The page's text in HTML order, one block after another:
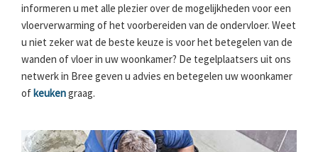
informeren u met alle plezier over de mogelijkheden voor een
vloerverwarming of het voorbereiden van de ondervloer. Weet
u niet zeker wat de beste keuze is voor het betegelen van de
wanden of vloer in uw woonkamer? De tegelplaatsers uit ons
netwerk in Bree geven u advies en betegelen uw woonkamer
of keukengraag.